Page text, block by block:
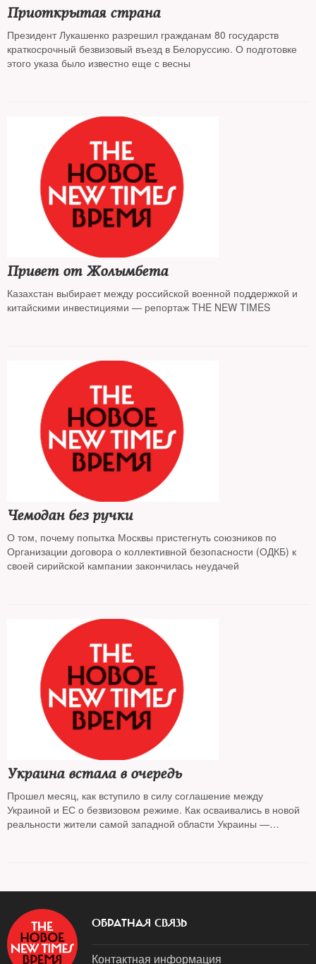
Приоткрытая страна
Президент Лукашенко разрешил гражданам 80 государств
краткосрочный безвизовый въезд в Белоруссию. О подготовке
этого указа было известно еще с весны
Привет от Жолымбета
Казахстан выбирает между российской военной поддержкой и
китайскими инвестициями — репортаж THE NEW TIMES
Чемодан без ручки
О том, почему попытка Москвы пристегнуть союзников по
Организации договора о коллективной безопасности (ОДКБ) к
своей сирийской кампании закончилась неудачей
Украина встала в очередь
Прошел месяц, как вступило в силу соглашение между
Украиной и ЕС о безвизовом режиме. Как осваивались в новой
реальности жители самой западной облаcти Украины —
ОБРАТНАЯ СВЯЗЬ
Контактная информация